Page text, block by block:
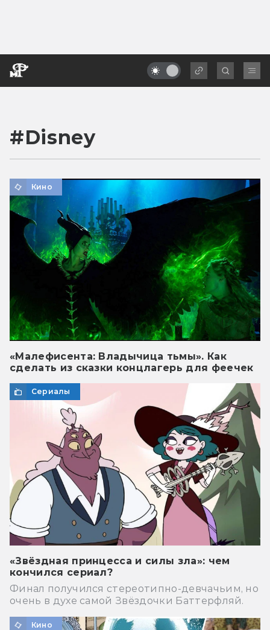
#Disney
Кино
«Малефисента: Владычица тьмы». Как
сделать из сказки концлагерь для феечек
Сериалы
«Звёздная принцесса и силы зла»: чем
кончился сериал?
Финал получился стереотипно-девчачьим, но
очень в духе самой Звёздочки Баттерфляй.
Кино